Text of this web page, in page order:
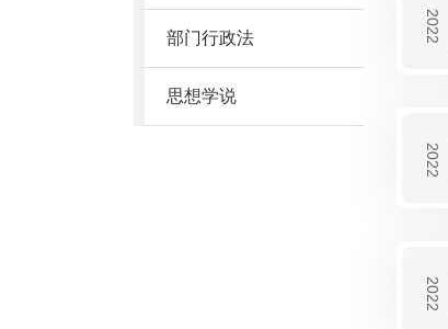
部门行政法
思想学说
2022
2022
2022